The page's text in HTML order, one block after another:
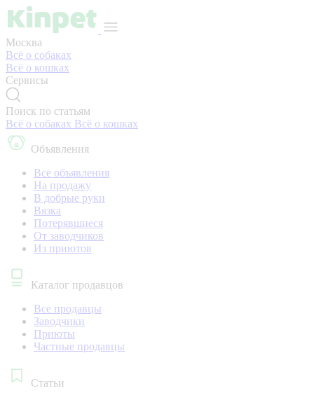
Москва
Всё о собаках
Всё о кошках
Сервисы
Поиск по статьям
Всё о собаках Всё о кошках
Объявления
Все объявления
На продажу
В добрые руки
Вязка
Потерявшиеся
От заводчиков
Из приютов
Каталог продавцов
Все продавцы
Заводчики
Приюты
Частные продавцы
Статьи